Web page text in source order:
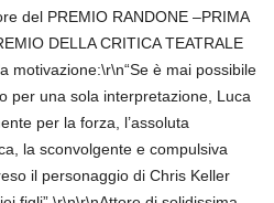
del PREMIO RANDONE –PRIMA
DELLA CRITICA TEATRALE
motivazione:\r\n“Se è mai possibile
per una sola interpretazione, Luca
per la forza, l’assoluta
la sconvolgente e compulsiva
il personaggio di Chris Keller